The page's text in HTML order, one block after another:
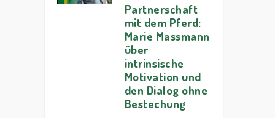
Partnerschaft
mit dem Pferd:
Marie Massmann
über
intrinsische
Motivation und
den Dialog ohne
Bestechung